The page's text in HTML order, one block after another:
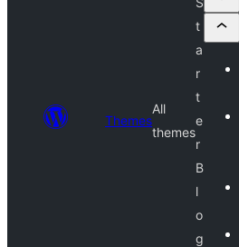
Themes
All
themes
t
a
r
t
e
r
B
l
o
g